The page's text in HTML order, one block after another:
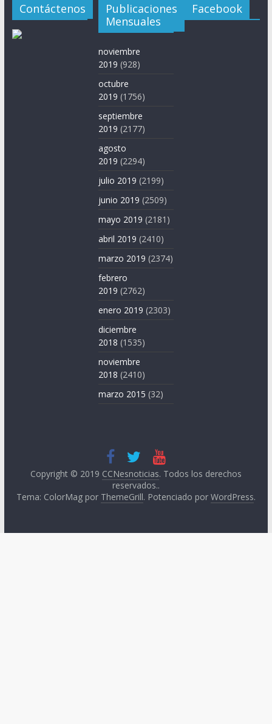
Contáctenos
Publicaciones
Mensuales
noviembre
2019 (928)
octubre
2019 (1756)
septiembre
2019 (2177)
agosto
2019 (2294)
julio 2019 (2199)
junio 2019 (2509)
mayo 2019 (2181)
abril 2019 (2410)
marzo 2019 (2374)
febrero
2019 (2762)
enero 2019 (2303)
diciembre
2018 (1535)
noviembre
2018 (2410)
marzo 2015 (32)
Facebook
Copyright © 2019 CCNesnoticias. Todos los derechos
reservados..
Tema: ColorMag por ThemeGrill. Potenciado por WordPress.